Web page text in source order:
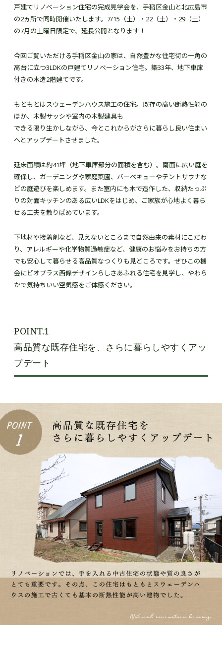
戸建てリノベーション住宅の完成見学会を、手稲区金山と北広島市
の2ヵ所で同時開催いたします。7/15（土）・22（土）・29（土）
の7月の土曜日限定で、延長公開となります！
今回ご覧いただける手稲区金山の家は、自然豊かな住宅街の一角の
高台に立つ3LDKの戸建てリノベーション住宅。築33年、地下車庫
付きの木造2階建てです。
もともとはスウェーデンハウス施工の住宅。既存の高い断熱性能の
ほか、木製サッシや室内の木製建具も
できる限り生かしながら、今とこれからがさらに暮らし良い住まい
へとアップデートさせました。
延床面積は約41坪（地下車庫部分の面積を含む）。南面に広い庭を
確保し、ガーデニングや家庭菜園、バーベキューやテントサウナな
どの庭遊びを楽しめます。また室内にも木で造作した、収納たっぷ
りの対面キッチンのある広いLDKをはじめ、ご家族が心地よく暮ら
せる工夫を散りばめています。
下地材や接着剤など、見えないところまで自然由来の素材にこだわ
り、アレルギーや化学物質過敏症など、健康のお悩みをお持ちの方
でも安心して暮らせる高品質なつくりも見どころです。ぜひこの機
会にビオプラス西條デザインらしさあふれる住宅を見学し、やわら
かで気持ちいい空気感をご体感ください。
POINT.1
高品質な既存住宅を、さらに暮らしやすくアッ
プデート